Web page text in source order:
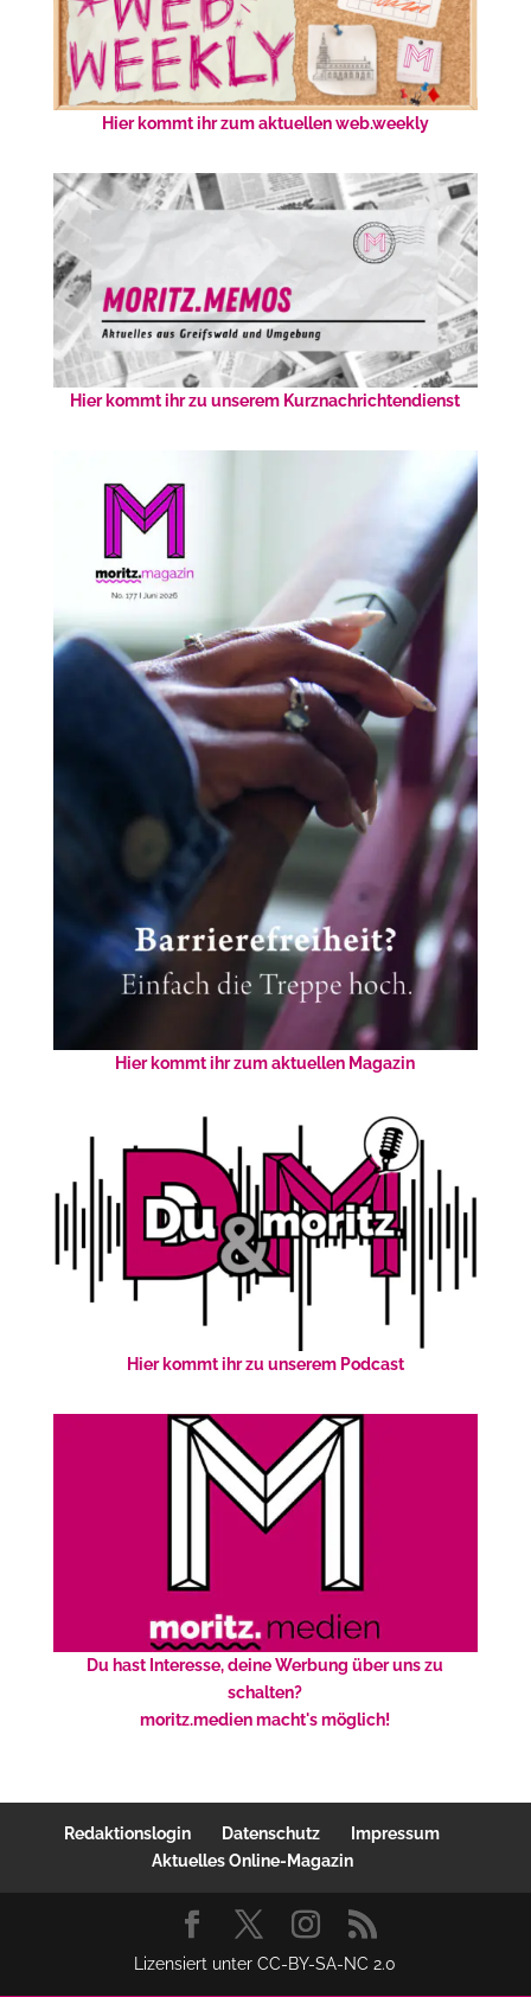
Hier kommt ihr zum aktuellen web.weekly
Hier kommt ihr zu unserem Kurznachrichtendienst
Hier kommt ihr zum aktuellen Magazin
Hier kommt ihr zu unserem Podcast
Du hast Interesse, deine Werbung über uns zu
schalten?
moritz.medien macht's möglich!
Redaktionslogin Datenschutz
Impressum
Aktuelles Online-Magazin
Lizensiert unter CC-BY-SA-NC 2.0